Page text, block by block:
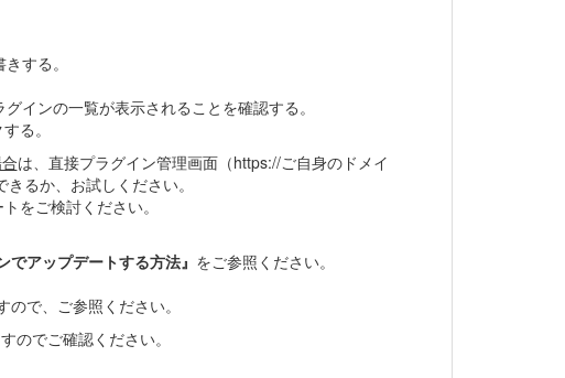
する。
インの一覧が表示されることを確認する。
る。
は、直接プラグイン管理画面（https://ご自身のドメイ
るか、お試しください。
をご検討ください。
でアップデートする方法』 をご参照ください。
で、ご参照ください。
のでご確認ください。